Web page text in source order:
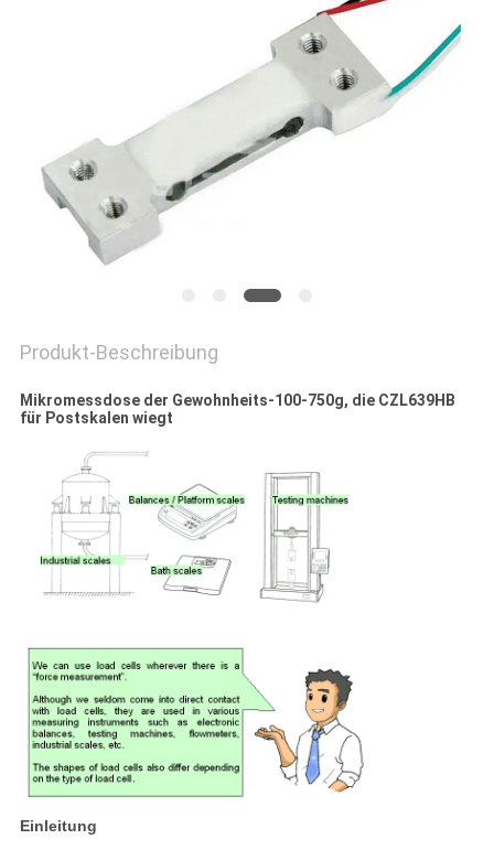
SITEMAP
PRIVACY
POLICY
Produkt-Beschreibung
Mikromessdose der Gewohnheits-100-750g, die CZL639HB
für Postskalen wiegt
Einleitung